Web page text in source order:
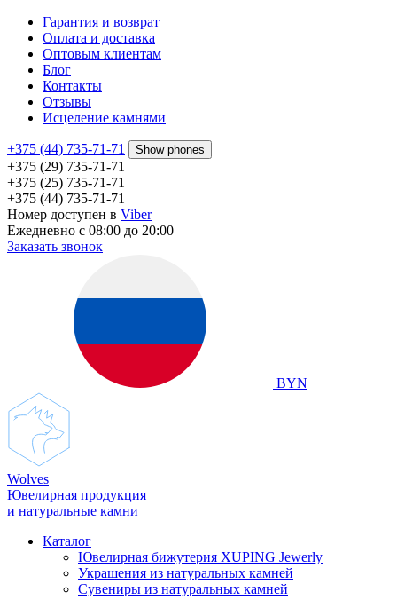
Гарантия и возврат
Оплата и доставка
Оптовым клиентам
Блог
Контакты
Отзывы
Исцеление камнями
+375 (44) 735-71-71 Show phones
+375 (29) 735-71-71
+375 (25) 735-71-71
+375 (44) 735-71-71
Номер доступен в Viber
Ежедневно с 08:00 до 20:00
Заказать звонок
BYN
Wolves
Ювелирная продукция
и натуральные камни
Каталог
Ювелирная бижутерия XUPING Jewerly
Украшения из натуральных камней
Сувениры из натуральных камней